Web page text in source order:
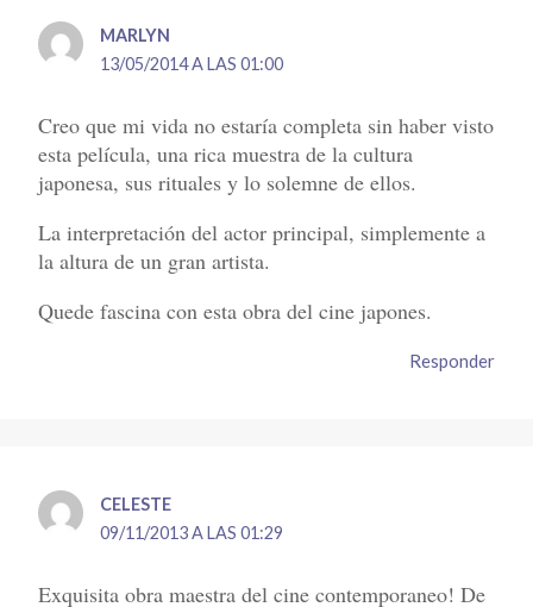
MARLYN
13/05/2014 A LAS 01:00
Creo que mi vida no estaría completa sin haber visto
esta película, una rica muestra de la cultura
japonesa, sus rituales y lo solemne de ellos.
La interpretación del actor principal, simplemente a
la altura de un gran artista.
Quede fascina con esta obra del cine japones.
Responder
CELESTE
09/11/2013 A LAS 01:29
Exquisita obra maestra del cine contemporaneo! De